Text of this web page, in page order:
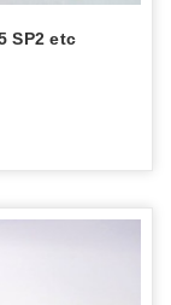
SP2 etc